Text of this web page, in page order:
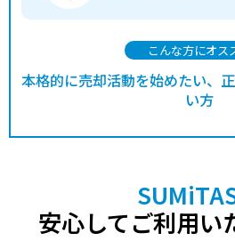
こんな方にオス
本格的に売却活動を始めたい、
い方
安心してご利用い